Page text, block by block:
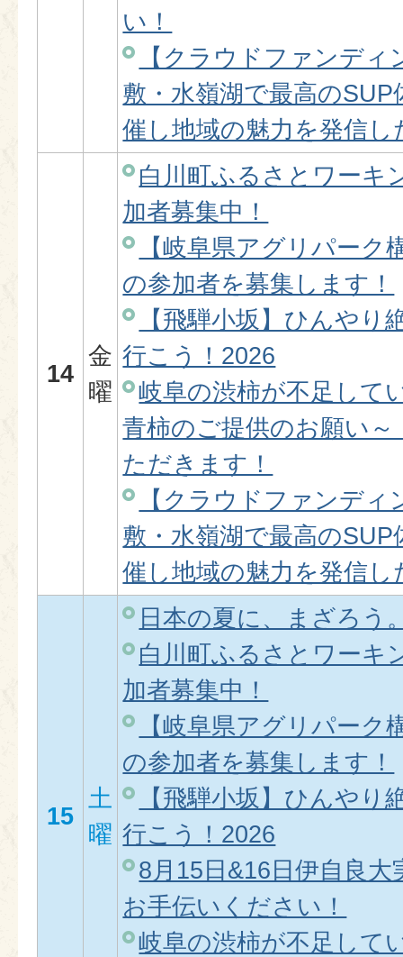
い！
【クラウドファンデ
敷・水嶺湖で最高の
催し地域の魅力を発信し
14
金
曜
白川町ふるさとワー
加者募集中！
【岐阜県アグリパーク
の参加者を募集します！
【飛騨小坂】ひんやり
行こう！2026
岐阜の渋柿が不足し
青柿のご提供のお願い
ただきます！
【クラウドファンデ
敷・水嶺湖で最高の
催し地域の魅力を発信し
15
土
曜
日本の夏に、まざろう
白川町ふるさとワー
加者募集中！
【岐阜県アグリパーク
の参加者を募集します！
【飛騨小坂】ひんやり
行こう！2026
8月15日&16日伊自良
お手伝いください！
岐阜の渋柿が不足し